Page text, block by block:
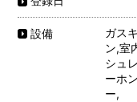
設備
ガス
ン,室
シュ
ーホ
ー,